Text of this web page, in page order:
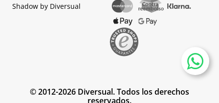
Shadow by Diversual
© 2012-2026 Diversual. Todos los derechos
reservados.